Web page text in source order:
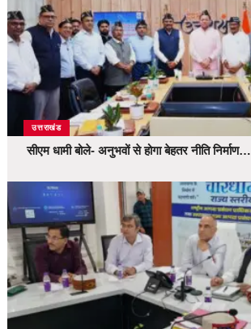
उत्तराखंड
सीएम धामी बोले- अनुभवों से होगा बेहतर नीति निर्माण…